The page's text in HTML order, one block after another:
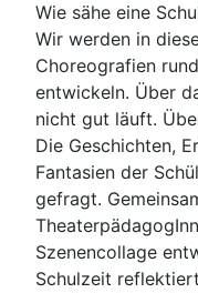
Wie sähe eine
Wir werden in
Choreografien
entwickeln. Über
nicht gut läuft.
Die Geschichten,
Fantasien der
gefragt.
Szenencollage
Schulzeit